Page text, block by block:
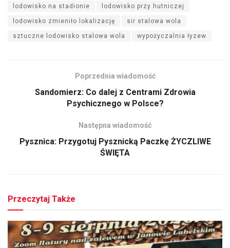
lodowisko na stadionie lodowisko przy hutniczej
lodowisko zmieniło lokalizację sir stalowa wola
sztuczne lodowisko stalowa wola wypożyczalnia łyzew
Poprzednia wiadomość
Sandomierz: Co dalej z Centrami Zdrowia
Psychicznego w Polsce?
Następna wiadomość
Pysznica: Przygotuj Pysznicką Paczkę ŻYCZLIWE
ŚWIĘTA
Przeczytaj Także